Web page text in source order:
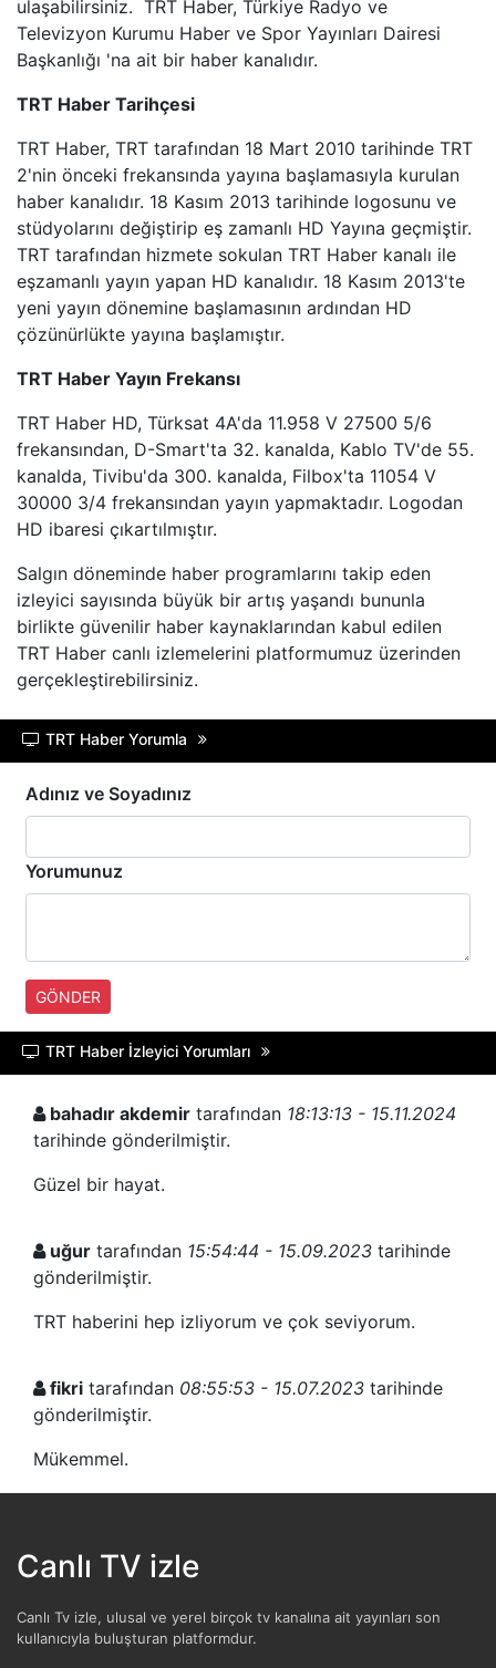
TJK TV
TRT SPOR
A SPOR
TRT BELGESEL
HT SPOR
DMAX
TLC
BLOOMBERG HT
BI KANAL
ulaşabilirsiniz. TRT Haber, Türkiye Radyo ve
Televizyon Kurumu Haber ve Spor Yayınları Dairesi
Başkanlığı 'na ait bir haber kanalıdır.
TRT Haber Tarihçesi
TRT Haber, TRT tarafından 18 Mart 2010 tarihinde TRT
2'nin önceki frekansında yayına başlamasıyla kurulan
haber kanalıdır. 18 Kasım 2013 tarihinde logosunu ve
stüdyolarını değiştirip eş zamanlı HD Yayına geçmiştir.
TRT tarafından hizmete sokulan TRT Haber kanalı ile
eşzamanlı yayın yapan HD kanalıdır. 18 Kasım 2013'te
yeni yayın dönemine başlamasının ardından HD
çözünürlükte yayına başlamıştır.
TRT Haber Yayın Frekansı
TRT Haber HD, Türksat 4A'da 11.958 V 27500 5/6
frekansından, D-Smart'ta 32. kanalda, Kablo TV'de 55.
kanalda, Tivibu'da 300. kanalda, Filbox'ta 11054 V
30000 3/4 frekansından yayın yapmaktadır. Logodan
HD ibaresi çıkartılmıştır.
Salgın döneminde haber programlarını takip eden
izleyici sayısında büyük bir artış yaşandı bununla
birlikte güvenilir haber kaynaklarından kabul edilen
TRT Haber canlı izlemelerini platformumuz üzerinden
gerçekleştirebilirsiniz.
TRT Haber Yorumla
Adınız ve Soyadınız
Yorumunuz
GÖNDER
TRT Haber İzleyici Yorumları
bahadır akdemir tarafından 18:13:13 - 15.11.2024
tarihinde gönderilmiştir.
Güzel bir hayat.
uğur tarafından 15:54:44 - 15.09.2023 tarihinde
gönderilmiştir.
TRT haberini hep izliyorum ve çok seviyorum.
fikri tarafından 08:55:53 - 15.07.2023 tarihinde
gönderilmiştir.
Mükemmel.
07:37:24 - 01.01.2022
Canlı TV izle
Canlı Tv izle, ulusal ve yerel birçok tv kanalına ait yayınları son
kullanıcıyla buluşturan platformdur.